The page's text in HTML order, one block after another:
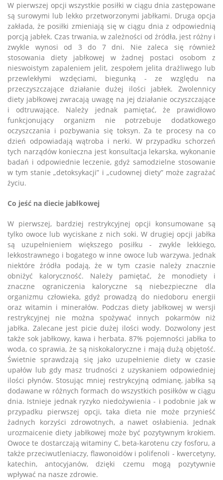
W pierwszej opcji wszystkie posiłki w ciągu dnia zastępowane
są surowymi lub lekko przetworzonymi jabłkami. Druga opcja
zakłada, że posiłki zmieniają się w ciągu dnia z odpowiednią
porcją jabłek. Czas trwania, w zależności od źródła, jest różny i
zwykle wynosi od 3 do 7 dni. Nie zaleca się również
stosowania diety jabłkowej w żadnej postaci osobom z
nieswoistym zapaleniem jelit, zespołem jelita drażliwego lub
przewlekłymi wzdęciami, biegunką - ze względu na
przeczyszczające działanie dużej ilości jabłek. Zwolennicy
diety jabłkowej zwracają uwagę na jej działanie oczyszczające
i odtruwające. Należy jednak pamiętać, że prawidłowo
funkcjonujący organizm nie potrzebuje dodatkowego
oczyszczania i pozbywania się toksyn. Za te procesy na co
dzień odpowiadają wątroba i nerki. W przypadku schorzeń
tych narządów konieczna jest konsultacja lekarska, wykonanie
badań i odpowiednie leczenie, gdyż samodzielne stosowanie
w tym stanie „detoksykacji” i „cudownej diety” może zagrażać
życiu.
Co jeść na diecie jabłkowej
W pierwszej, bardziej restrykcyjnej opcji konsumowane są
tylko owoce lub wyciskane z nich soki. W drugiej opcji jabłka
są uzupełnieniem większego posiłku - zwykle lekkiego,
lekkostrawnego i bogatego w inne owoce lub warzywa. Jednak
niektóre źródła podają, że w tym czasie należy znacznie
obniżyć kaloryczność. Należy pamiętać, że monodiety i
znaczne ograniczenia kaloryczne są niebezpieczne dla
organizmu człowieka, gdyż prowadzą do niedoboru energii
oraz witamin i minerałów. Podczas diety jabłkowej w wersji
restrykcyjnej nie można spożywać innych pokarmów niż
jabłka. Zalecane jest picie dużej ilości wody. Dozwolony jest
także sok jabłkowy, kawa i herbata. 87% pojemności jabłka to
woda, co sprawia, że są niskokaloryczne i mają dużą objętość.
Świetnie sprawdzają się jako uzupełnienie diety w czasie
upałów lub gdy masz trudności z uzyskaniem odpowiedniej
ilości płynów. Stosując mniej restrykcyjną odmianę, jabłka są
dodawane w różnych formach do wszystkich posiłków w ciągu
dnia. Istnieje jednak ryzyko niedożywienia - i podobnie jak w
przypadku pierwszej opcji, taka dieta nie może przynieść
żadnych korzyści zdrowotnych, a nawet osłabienia. Jednak
urozmaicenie diety jabłkowej może być pozytywnym krokiem.
Owoce te dostarczają witaminy C, beta-karotenu czy fosforu, a
także przeciwutleniaczy, flawonoidów i polifenoli - kwercetyny,
katechin, antocyjanów, dzięki czemu mogą pozytywnie
wpływać na nasze zdrowie.